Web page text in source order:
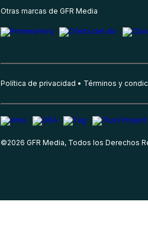
Otras marcas de GFR Media
Política de privacidad Términos y
©2026 GFR Media, Todos los Derechos